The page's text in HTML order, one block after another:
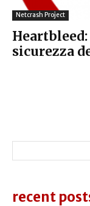
Netcrash Project
sicurezza
recent